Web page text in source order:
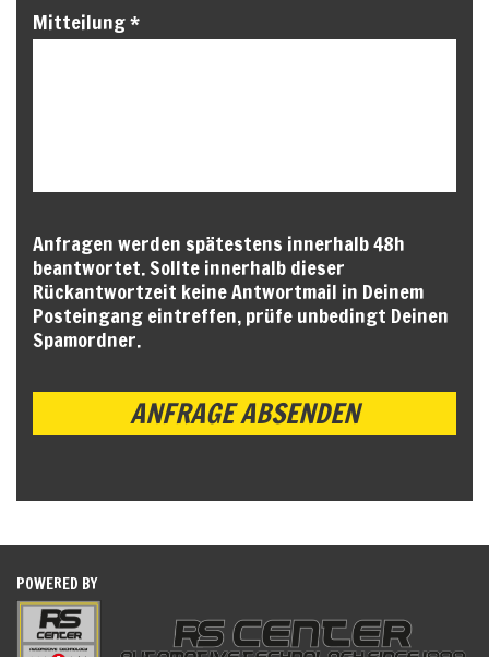
Mitteilung *
Anfragen werden spätestens innerhalb 48h
beantwortet. Sollte innerhalb dieser
Rückantwortzeit keine Antwortmail in Deinem
Posteingang eintreffen, prüfe unbedingt Deinen
Spamordner.
POWERED BY